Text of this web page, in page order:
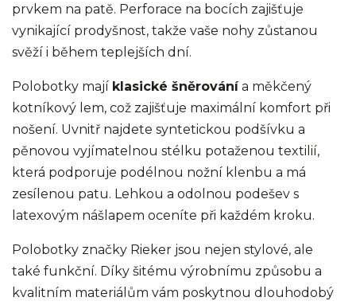
prvkem na patě. Perforace na bocích zajišťuje
vynikající prodyšnost, takže vaše nohy zůstanou
svěží i během teplejších dní.
Polobotky mají klasické šněrovánía měkčený
kotníkový lem, což zajišťuje maximální komfort při
nošení. Uvnitř najdete syntetickou podšívku a
pěnovou vyjímatelnou stélku potaženou textilií,
která podporuje podélnou nožní klenbu a má
zesílenou patu. Lehkou a odolnou podešev s
latexovým nášlapem oceníte při každém kroku.
Polobotky značky Rieker jsou nejen stylové, ale
také funkční. Díky šitému výrobnímu způsobu a
kvalitním materiálům vám poskytnou dlouhodobý